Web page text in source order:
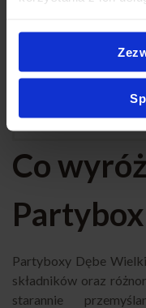
Co
Partybox
Partyboxy Dębe
składników oraz
starannie